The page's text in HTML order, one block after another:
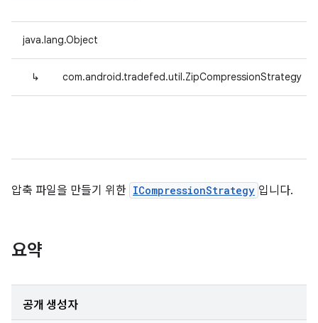
java.lang.Object
↳ com.android.tradefed.util.ZipCompressionStrategy
압축 파일을 만들기 위한 ICompressionStrategy 입니다.
요약
공개 생성자